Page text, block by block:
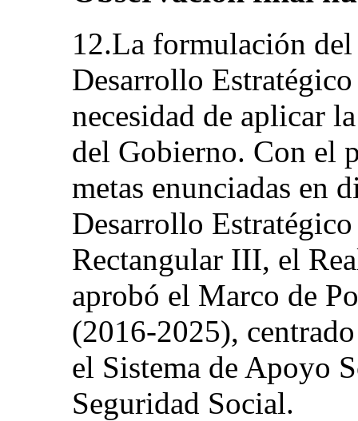
12.La formulación
Desarrollo
necesidad de aplicar
del Gobierno. Con el
metas enunciadas en
Desarrollo
Rectangular III, el
aprobó el Marco de
(2016-2025),
el Sistema de Apoyo
Seguridad Social.